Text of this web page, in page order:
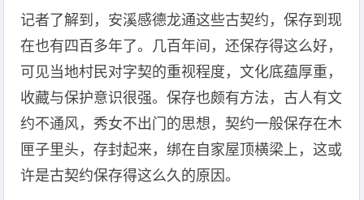
记者了解到，安溪感德龙通这些古契约，保存到现
在也有四百多年了。几百年间，还保存得这么好，
可见当地村民对字契的重视程度，文化底蕴厚重，
收藏与保护意识很强。保存也颇有方法，古人有文
约不通风，秀女不出门的思想，契约一般保存在木
匣子里头，存封起来，绑在自家屋顶横梁上，这或
许是古契约保存得这么久的原因。